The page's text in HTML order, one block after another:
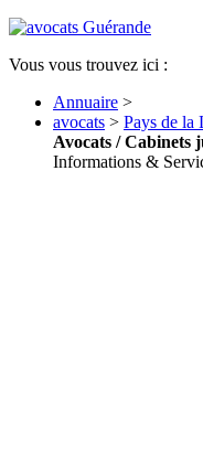
Vous vous trouvez ici :
Annuaire >
avocats > Pays de la
Avocats / Cabinets
Informations &